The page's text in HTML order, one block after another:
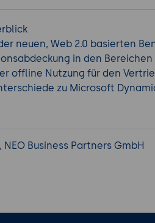
neuen, Web 2.0 basierten
in den
offline Nutzung für den
zu Microsoft
Business Partners GmbH